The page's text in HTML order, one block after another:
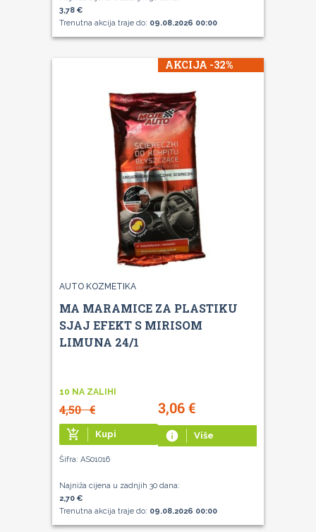
3,78 €
Trenutna akcija traje do: 09.08.2026 00:00
AKCIJA -32%
AUTO KOZMETIKA
MA MARAMICE ZA PLASTIKU
SJAJ EFEKT S MIRISOM
LIMUNA 24/1
10 NA ZALIHI
4,50€ 3,06€
add_shopping_cart Kupi info Više
Šifra: AS01016
Najniža cijena u zadnjih 30 dana:
2,70 €
Trenutna akcija traje do: 09.08.2026 00:00